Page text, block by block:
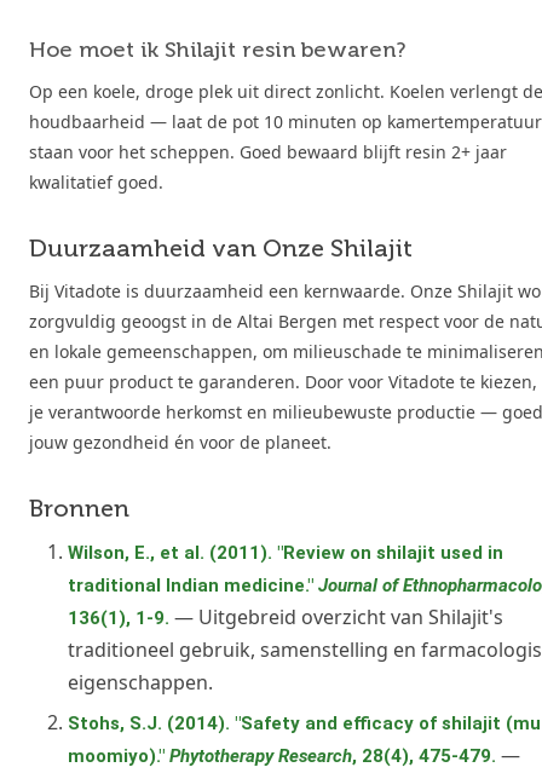
Hoe moet ik Shilajit resin bewaren?
Op een koele, droge plek uit direct zonlicht. Koelen verlengt de
houdbaarheid — laat de pot 10 minuten op kamertemperatuur
staan voor het scheppen. Goed bewaard blijft resin 2+ jaar
kwalitatief goed.
Duurzaamheid van Onze Shilajit
Bij Vitadote is duurzaamheid een kernwaarde. Onze Shilajit
zorgvuldig geoogst in de Altai Bergen met respect voor de
en lokale gemeenschappen, om milieuschade te
een puur product te garanderen. Door voor Vitadote te
je verantwoorde herkomst en milieubewuste productie —
jouw gezondheid én voor de planeet.
Bronnen
Wilson, E., et al. (2011). "Review on shilajit used in
traditional Indian medicine." Journal of
136(1), 1-9. — Uitgebreid overzicht van Shilajit's
traditioneel gebruik, samenstelling en
eigenschappen.
Stohs, S.J. (2014). "Safety and efficacy of shilajit
moomiyo)." Phytotherapy Research, 28(4), 475-479. —